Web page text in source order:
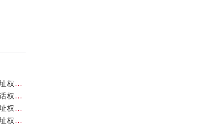
北京卡地亚官方售后服务中心｜全新服务电话及详细地址权威信息公示（2026年7月最新）
北京卡地亚官方售后服务中心｜全部网点地址与售后电话权威信息公示（2026年7月最新）
北京卡地亚官方售后服务中心｜最新热线及完整维修地址权威信息公示（2026年7月最新）
北京卡地亚官方售后服务中心｜服务热线及全部官方地址权威信息公示（2026年7月最新）